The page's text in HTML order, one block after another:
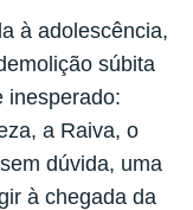
à adolescência,
súbita
inesperado:
a Raiva, o
dúvida, uma
à chegada da